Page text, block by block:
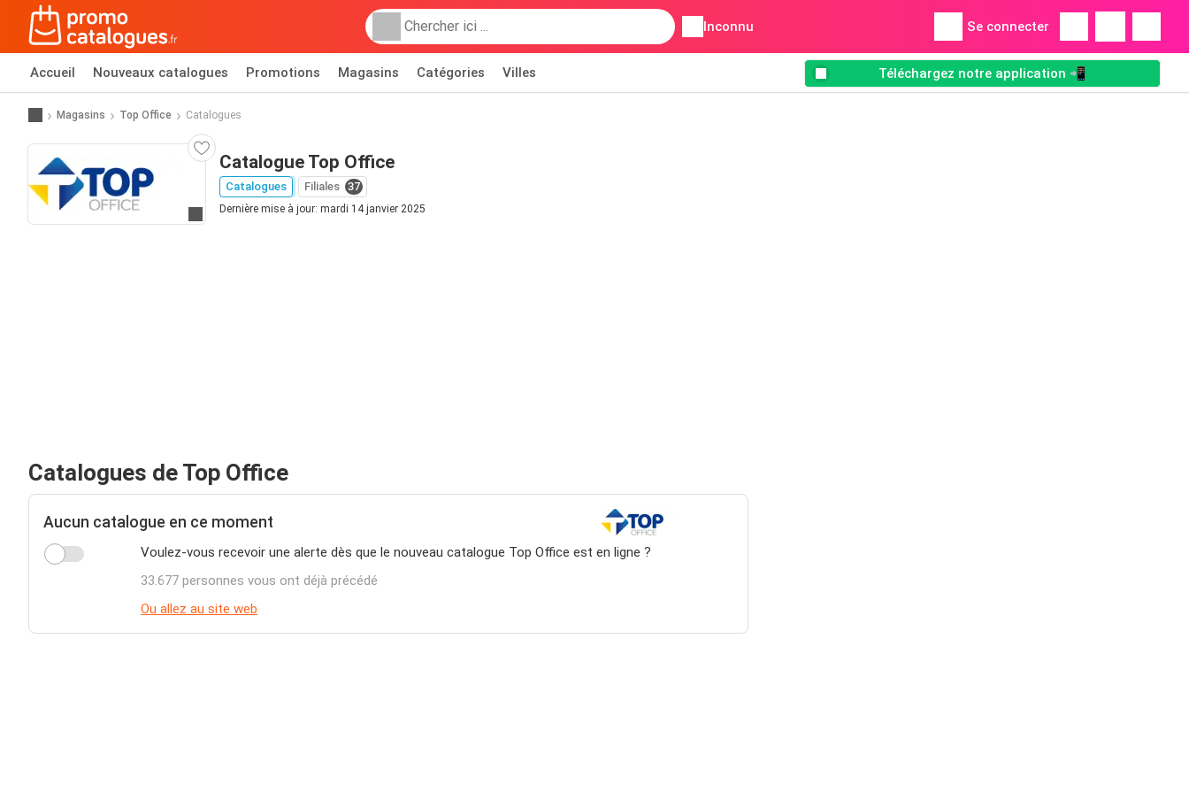
Inconnu Se connecter
Accueil Nouveaux catalogues Promotions Magasins Catégories Villes Téléchargez notre application 📲
Magasins Top Office Catalogues
Allez au site web
Catalogue Top Office
Catalogues Filiales 37
Dernière mise à jour: mardi 14 janvier 2025
Catalogues de Top Office
Aucun catalogue en ce moment
Voulez-vous recevoir une alerte dès que le nouveau catalogue Top Office est en ligne ?
33.677 personnes vous ont déjà précédé
Ou allez au site web